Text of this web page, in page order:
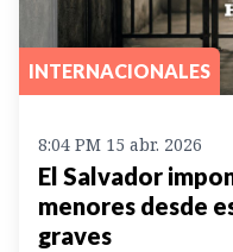
INTERNACIONALES
8:04 PM 15 abr. 2026
El Salvador
menores desde
graves